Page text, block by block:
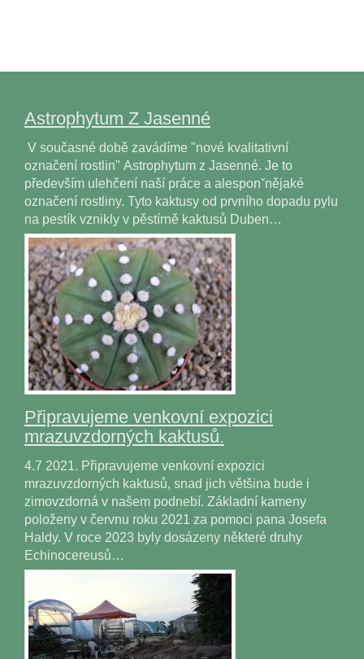
Astrophytum Z Jasenné
V současné době zavádíme "nové kvalitativní
označení rostlin" Astrophytum z Jasenné. Je to
především ulehčení naší práce a alesponˇnějaké
označení rostliny. Tyto kaktusy od prvního dopadu pylu
na pestík vznikly v pěstírně kaktusů Duben…
Připravujeme venkovní expozici
mrazuvzdorných kaktusů.
4.7 2021. Připravujeme venkovní expozici
mrazuvzdorných kaktusů, snad jich většina bude i
zimovzdorná v našem podnebí. Základní kameny
položeny v červnu roku 2021 za pomoci pana Josefa
Haldy. V roce 2023 byly dosázeny některé druhy
Echinocereusů…